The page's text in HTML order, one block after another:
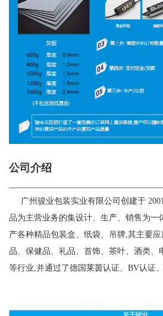
公司介绍
广州骏业包装实业有限公司创建于
品为主营业务的集设计、生产、销售为一
产各种精品包装盒、纸袋、吊牌,其主要
品、保健品、礼品、首饰、茶叶、酒类、
等行业,并通过了德国莱茵认证、 BV认证、